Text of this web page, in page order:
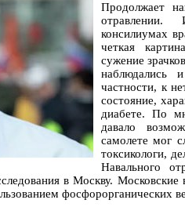
Продолжает
отравлении.
консилиумах
четкая
сужение
наблюдались
частности, к
состояние,
диабете. По
давало
самолете мог
токсикологи,
Навального
в Москву. Московские
фосфорорганических